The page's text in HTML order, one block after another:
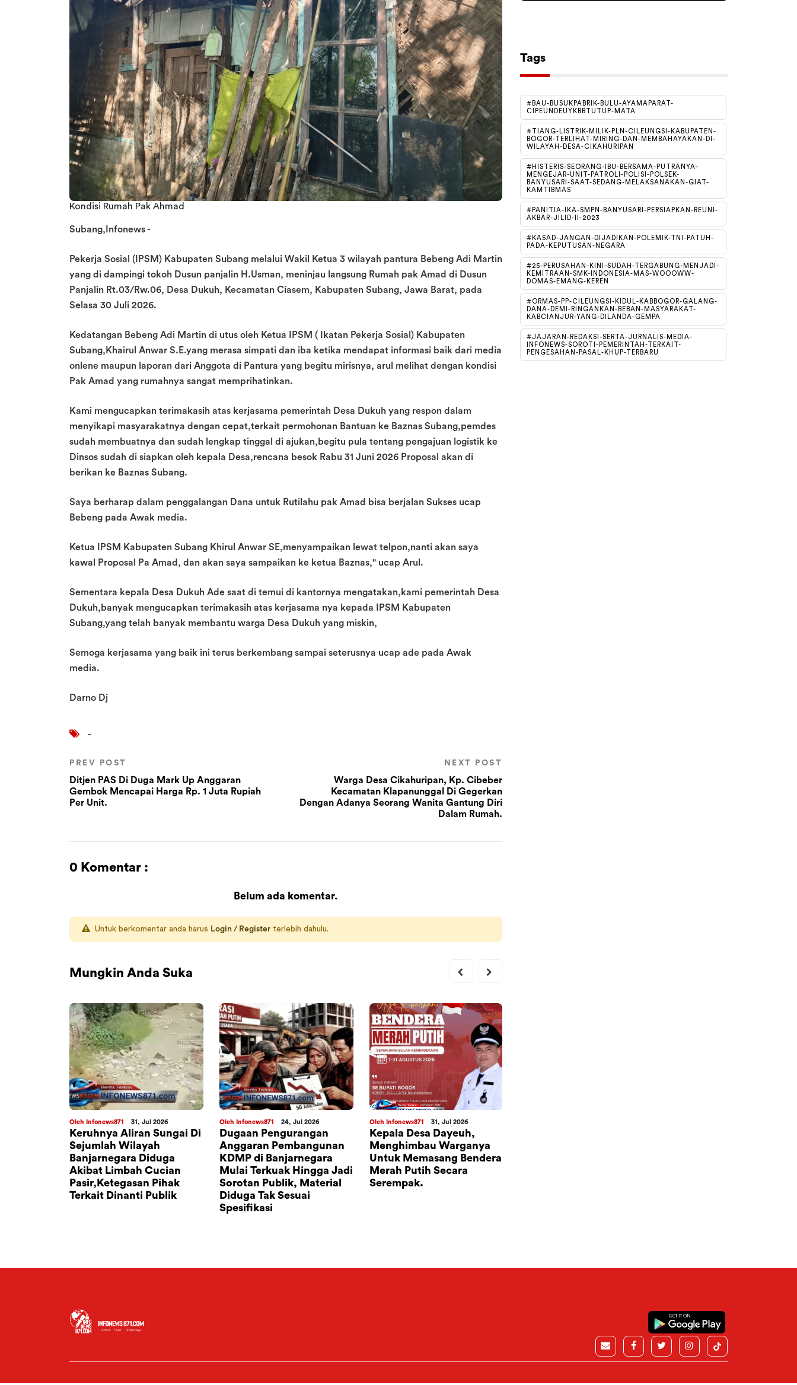
Kondisi Rumah Pak Ahmad
Subang,Infonews -
Pekerja Sosial (IPSM) Kabupaten Subang melalui Wakil Ketua 3 wilayah pantura Bebeng Adi Martin
yang di dampingi tokoh Dusun panjalin H.Usman, meninjau langsung Rumah pak Amad di Dusun
Panjalin Rt.03/Rw.06, Desa Dukuh, Kecamatan Ciasem, Kabupaten Subang, Jawa Barat, pada
Selasa 30 Juli 2026.
Kedatangan Bebeng Adi Martin di utus oleh Ketua IPSM ( Ikatan Pekerja Sosial) Kabupaten
Subang,Khairul Anwar S.E.yang merasa simpati dan iba ketika mendapat informasi baik dari media
onlene maupun laporan dari Anggota di Pantura yang begitu mirisnya, arul melihat dengan kondisi
Pak Amad yang rumahnya sangat memprihatinkan.
Kami mengucapkan terimakasih atas kerjasama pemerintah Desa Dukuh yang respon dalam
menyikapi masyarakatnya dengan cepat,terkait permohonan Bantuan ke Baznas Subang,pemdes
sudah membuatnya dan sudah lengkap tinggal di ajukan,begitu pula tentang pengajuan logistik ke
Dinsos sudah di siapkan oleh kepala Desa,rencana besok Rabu 31 Juni 2026 Proposal akan di
berikan ke Baznas Subang.
Saya berharap dalam penggalangan Dana untuk Rutilahu pak Amad bisa berjalan Sukses ucap
Bebeng pada Awak media.
Ketua IPSM Kabupaten Subang Khirul Anwar SE,menyampaikan lewat telpon,nanti akan saya
kawal Proposal Pa Amad, dan akan saya sampaikan ke ketua Baznas," ucap Arul.
Sementara kepala Desa Dukuh Ade saat di temui di kantornya mengatakan,kami pemerintah Desa
Dukuh,banyak mengucapkan terimakasih atas kerjasama nya kepada IPSM Kabupaten
Subang,yang telah banyak membantu warga Desa Dukuh yang miskin,
Semoga kerjasama yang baik ini terus berkembang sampai seterusnya ucap ade pada Awak
media.
Darno Dj
-
PREV POST
Ditjen PAS Di Duga Mark Up Anggaran
Gembok Mencapai Harga Rp. 1 Juta Rupiah
Per Unit.
NEXT POST
Warga Desa Cikahuripan, Kp. Cibeber
Kecamatan Klapanunggal Di Gegerkan
Dengan Adanya Seorang Wanita Gantung Diri
Dalam Rumah.
0 Komentar :
Belum ada komentar.
Untuk berkomentar anda harus Login / Register terlebih dahulu.
Mungkin Anda Suka
Oleh Infonews871 31, Jul 2026
Keruhnya Aliran Sungai Di
Sejumlah Wilayah
Banjarnegara Diduga
Akibat Limbah Cucian
Pasir,Ketegasan Pihak
Terkait Dinanti Publik
Oleh Infonews871 24, Jul 2026
Dugaan Pengurangan
Anggaran Pembangunan
KDMP di Banjarnegara
Mulai Terkuak Hingga Jadi
Sorotan Publik, Material
Diduga Tak Sesuai
Spesifikasi
Oleh Infonews871 31, Jul 2026
Kepala Desa Dayeuh,
Menghimbau Warganya
Untuk Memasang Bendera
Merah Putih Secara
Serempak.
Tags
#BAU-BUSUKPABRIK-BULU-AYAMAPARAT-
CIPEUNDEUYKBBTUTUP-MATA
#TIANG-LISTRIK-MILIK-PLN-CILEUNGSI-KABUPATEN-
BOGOR-TERLIHAT-MIRING-DAN-MEMBAHAYAKAN-DI-
WILAYAH-DESA-CIKAHURIPAN
#HISTERIS-SEORANG-IBU-BERSAMA-PUTRANYA-
MENGEJAR-UNIT-PATROLI-POLISI-POLSEK-
BANYUSARI-SAAT-SEDANG-MELAKSANAKAN-GIAT-
KAMTIBMAS
#PANITIA-IKA-SMPN-BANYUSARI-PERSIAPKAN-REUNI-
AKBAR-JILID-II-2023
#KASAD-JANGAN-DIJADIKAN-POLEMIK-TNI-PATUH-
PADA-KEPUTUSAN-NEGARA
#25-PERUSAHAN-KINI-SUDAH-TERGABUNG-MENJADI-
KEMITRAAN-SMK-INDONESIA-MAS-WOOOWW-
DOMAS-EMANG-KEREN
#ORMAS-PP-CILEUNGSI-KIDUL-KABBOGOR-GALANG-
DANA-DEMI-RINGANKAN-BEBAN-MASYARAKAT-
KABCIANJUR-YANG-DILANDA-GEMPA
#JAJARAN-REDAKSI-SERTA-JURNALIS-MEDIA-
INFONEWS-SOROTI-PEMERINTAH-TERKAIT-
PENGESAHAN-PASAL-KHUP-TERBARU